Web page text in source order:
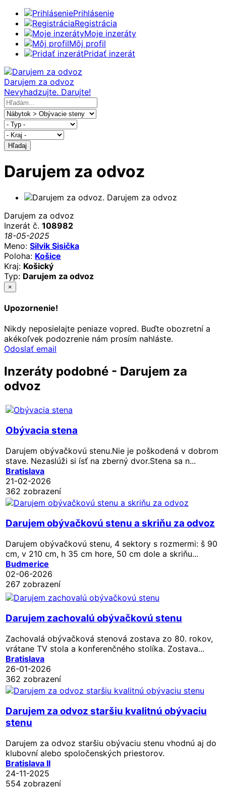
Prihlásenie
Registrácia
Moje inzeráty
Môj profil
Pridať inzerát
Darujem za odvoz
Nevyhadzujte. Darujte!
Hľadaj
Darujem za odvoz
Darujem za odvoz
Inzerát č. 108982
18-05-2025
Meno: Silvik Sisička
Poloha: Košice
Kraj: Košický
Typ: Darujem za odvoz
×
Upozornenie!
Nikdy neposielajte peniaze vopred. Buďte obozretní a
akékoľvek podozrenie nám prosím nahláste.
Odoslať email
Inzeráty podobné - Darujem za
odvoz
Obývacia stena
Darujem obývačkovú stenu.Nie je poškodená v dobrom
stave. Nezaslúži si ísť na zberný dvor.Stena sa n...
Bratislava
21-02-2026
362 zobrazení
Darujem obývačkovú stenu a skriňu za odvoz
Darujem obývačkovú stenu, 4 sektory s rozmermi: š 90
cm, v 210 cm, h 35 cm hore, 50 cm dole a skriňu...
Budmerice
02-06-2026
267 zobrazení
Darujem zachovalú obývačkovú stenu
Zachovalá obývačková stenová zostava zo 80. rokov,
vrátane TV stola a konferenčného stolíka. Zostava...
Bratislava
26-01-2026
362 zobrazení
Darujem za odvoz staršiu kvalitnú obývaciu
stenu
Darujem za odvoz staršiu obývaciu stenu vhodnú aj do
klubovní alebo spoločenských priestorov.
Bratislava II
24-11-2025
554 zobrazení